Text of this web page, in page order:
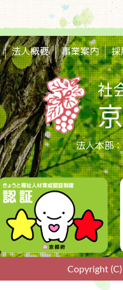
法人概要 事業案内 採
法人本部
Copyright